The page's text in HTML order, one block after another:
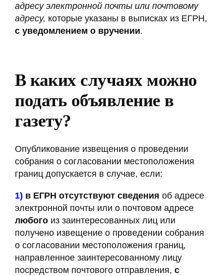
адресу электронной почты или почтовому
адресу, которые указаны в выписках из ЕГРН,
с уведомлением о вручении.
В каких случаях можно
подать объявление в
газету?
Опубликование извещения о проведении
собрания о согласовании местоположения
границ допускается в случае, если:
1) в ЕГРН отсутствуют сведения об адресе
электронной почты или о почтовом адресе
любого из заинтересованных лиц или
получено извещение о проведении собрания
о согласовании местоположения границ,
направленное заинтересованному лицу
посредством почтового отправления, с